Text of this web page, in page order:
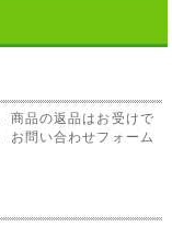
商品の返品はお受けで
お問い合わせフォーム